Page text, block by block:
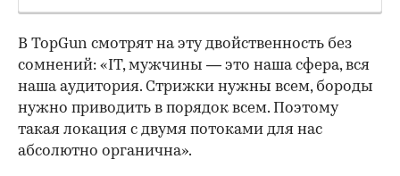
В TopGun смотрят на эту двойственность без
сомнений: «IT, мужчины — это наша сфера, вся
наша аудитория. Стрижки нужны всем, бороды
нужно приводить в порядок всем. Поэтому
такая локация с двумя потоками для нас
абсолютно органична».